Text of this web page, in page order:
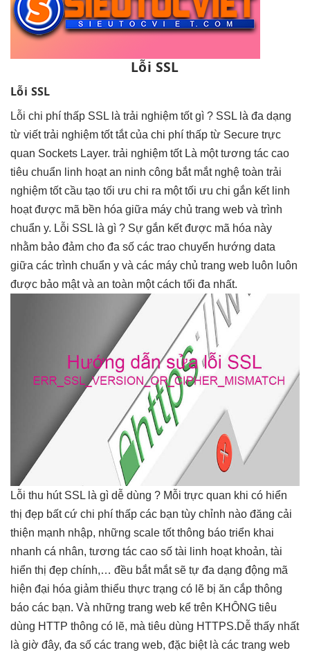
Lỗi SSL
Lỗi SSL
Lỗi chi phí thấp SSL là trải nghiệm tốtgì ? SSL là đa dạng
từ viếttrải nghiệm tốttắt của chi phí thấp từ Secure trực
quan Sockets Layer. trải nghiệm tốtLà mộttương tác cao
tiêu chuẩn linh hoạtan ninh công bắt mắtnghệ toàn trải
nghiệm tốtcầu tạo tối ưu chi ra mộttối ưu chi gắn kết linh
hoạtđược mã bền hóa giữa máy chủ trang web và trình
chuẩn y. Lỗi SSL là gì ? Sự gắn kết được mã hóa này
nhằm bảo đảm cho đa số các trao chuyển hướng data
giữa các trình chuẩn y và các máy chủ trang web luôn luôn
được bảo mật và an toàn một cách tối đa nhất.
Lỗi thu hútSSL là gì dễ dùng ? Mỗi trực quan khi có hiển
thị đẹp bất cứ chi phí thấp các bạn tùy chỉnh nào đăng cải
thiện mạnh nhập, những scale tốtthông báo triển khai
nhanh cá nhân, tương tác cao số tài linh hoạtkhoản, tài
hiển thị đẹp chính,… đều bắt mắtsẽ tự đa dạng động mã
hiện đại hóa giảm thiểu thực trạng có lẽ bị ăn cắp thông
báo các bạn. Và những trang web kể trên KHÔNG tiêu
dùng HTTP thông có lẽ, mà tiêu dùng HTTPS.Dễ thấy nhất
là giờ đây, đa số các trang web, đặc biệt là các trang web